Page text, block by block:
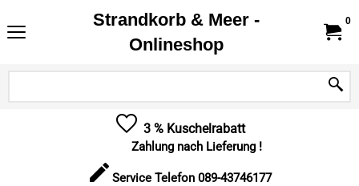
Strandkorb & Meer -
Onlineshop
0
3 % Kuschelrabatt
Zahlung nach Lieferung !
Service Telefon 089-43746177